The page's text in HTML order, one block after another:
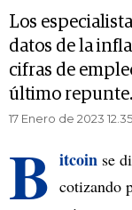
Los
datos de la
cifras de
último repunte.
17 Enero de 2023 12.35
B itcoin se
cotizando